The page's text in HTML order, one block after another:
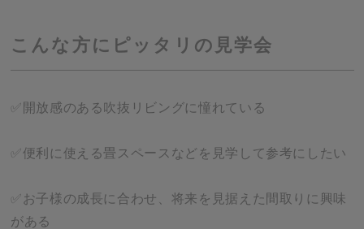
こんな方にピッタリの見学会
✅開放感のある吹抜リビングに憧れている
✅便利に使える畳スペースなどを見学して参考にしたい
✅お子様の成長に合わせ、将来を見据えた間取りに興味
がある